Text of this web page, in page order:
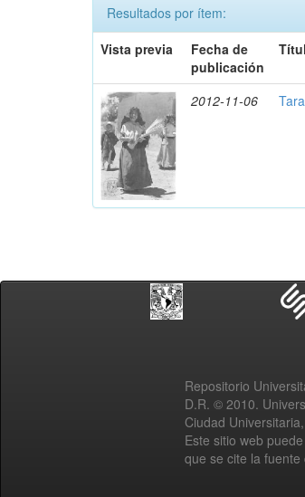
Resultados por ítem:
Vista previa
Fecha de
publicación
2012-11-06
Repositorio
D.R. © 2010.
Ciudad
Este sitio web
que se cite la